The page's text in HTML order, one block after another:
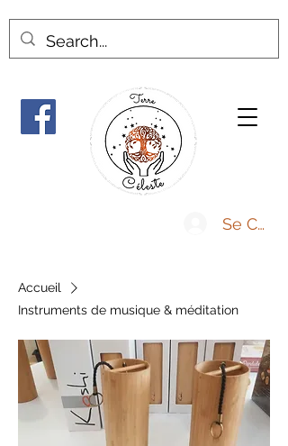
Se
Accueil
Instruments de musique & méditation